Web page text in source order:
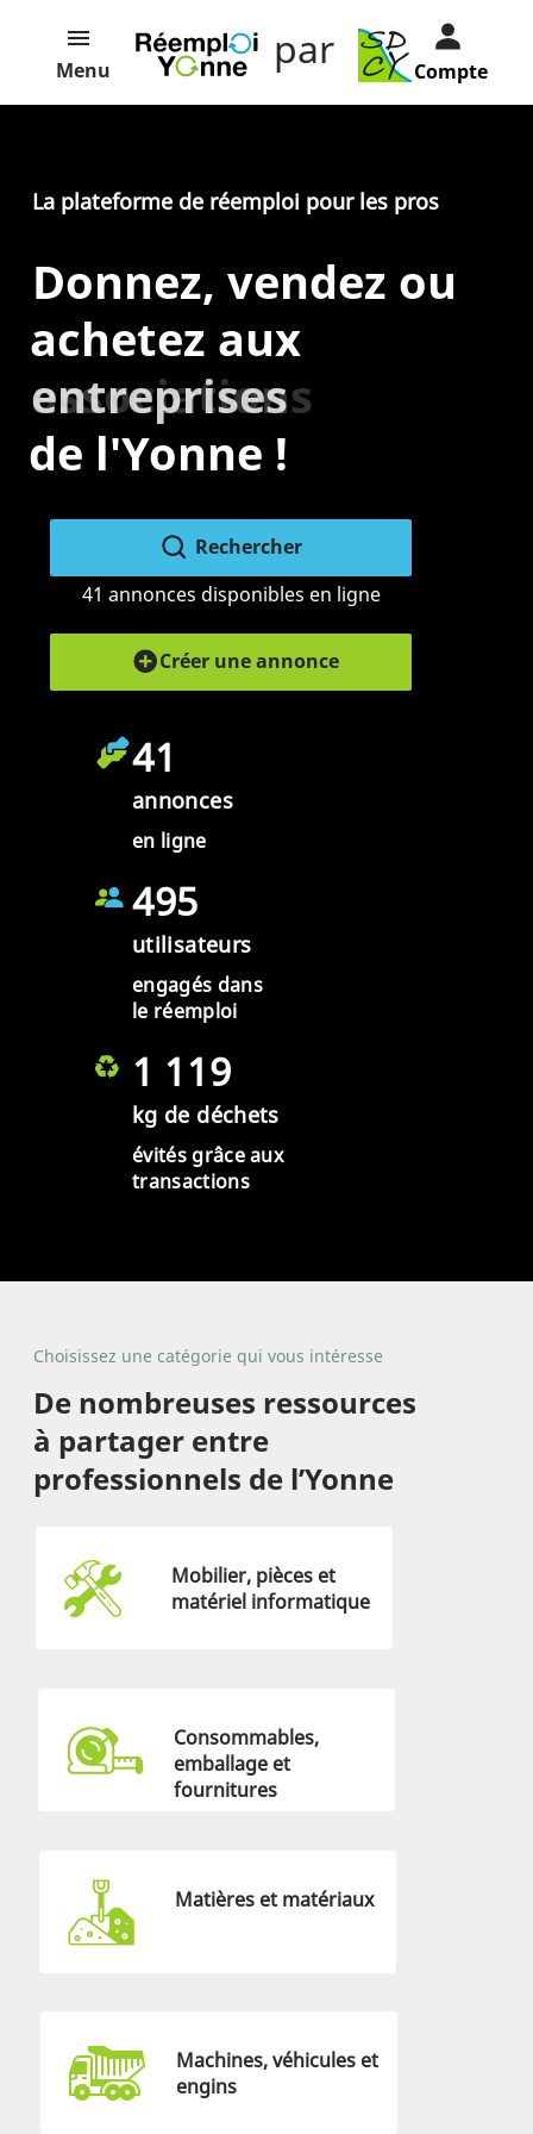
Menu par Compte
La plateforme de réemploi pour les pros
Donnez, vendez ou
achetez aux
entreprises
associations
de l'Yonne !
Rechercher
41 annonces disponibles en ligne
Créer une annonce
41
annonces
en ligne
495
utilisateurs
engagés dans
le réemploi
1 119
kg de déchets
évités grâce aux
transactions
Choisissez une catégorie qui vous intéresse
De nombreuses ressources
à partager entre
professionnels de l’Yonne
Mobilier, pièces et
matériel informatique
Consommables,
emballage et
fournitures
Matières et matériaux
Machines, véhicules et
engins